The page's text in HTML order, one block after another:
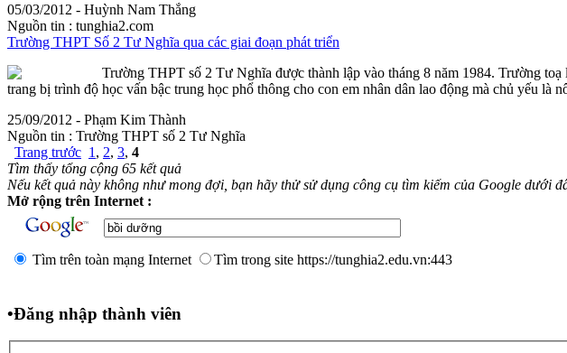
05/03/2012 - Huỳnh Nam Thắng
Nguồn tin : tunghia2.com
Trường THPT Số 2 Tư Nghĩa qua các giai đoạn phát triển
Trường THPT số 2 Tư Nghĩa được thành lập vào tháng 8 năm 1984. Trường
trang bị trình độ học vấn bậc trung học phổ thông cho con em nhân dân lao động mà chủ yếu là
25/09/2012 - Phạm Kim Thành
Nguồn tin : Trường THPT số 2 Tư Nghĩa
Trang trước 1 , 2, 3, 4
Tìm thấy tổng cộng 65 kết quả
Nếu kết quả này không như mong đợi, bạn hãy thử sử dụng công cụ tìm kiếm của Google dưới
Mở rộng trên Internet :
Tìm trên toàn mạng Internet Tìm trong site https://tunghia2.edu.vn:443
•Đăng nhập thành viên